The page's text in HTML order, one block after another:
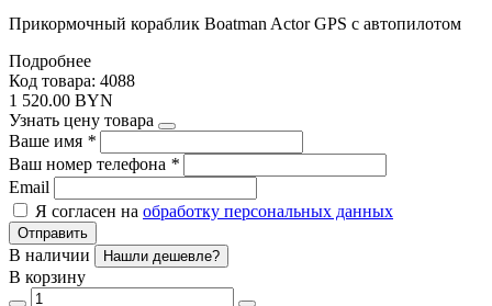
Прикормочный кораблик Boatman Actor GPS с автопилотом
Подробнее
Код товара: 4088
1 520.00 BYN
Узнать цену товара
Ваше имя *
Ваш номер телефона *
Email
Я согласен на обработку персональных данных
Отправить
В наличии Нашли дешевле?
В корзину